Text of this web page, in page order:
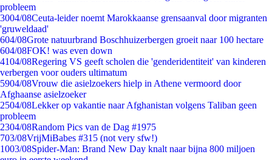
probleem
3004/08Ceuta-leider noemt Marokkaanse grensaanval door migranten
'gruweldaad'
604/08Grote natuurbrand Boschhuizerbergen groeit naar 100 hectare
604/08FOK! was even down
4104/08Regering VS geeft scholen die 'genderidentiteit' van kinderen
verbergen voor ouders ultimatum
5904/08Vrouw die asielzoekers hielp in Athene vermoord door
Afghaanse asielzoeker
2504/08Lekker op vakantie naar Afghanistan volgens Taliban geen
probleem
2304/08Random Pics van de Dag #1975
703/08VrijMiBabes #315 (not very sfw!)
1003/08Spider-Man: Brand New Day knalt naar bijna 800 miljoen